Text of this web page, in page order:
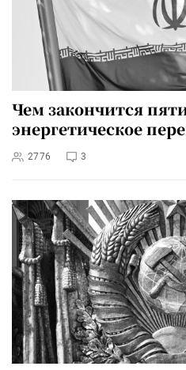
Чем закончится
энергетическое
2776 3